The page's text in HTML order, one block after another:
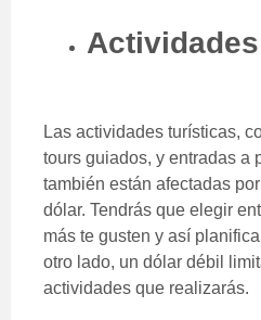
Las actividades turísticas,
tours guiados, y entradas a
también están afectadas
dólar. Tendrás que elegir
más te gusten y así
otro lado, un dólar débil
actividades que realizarás.